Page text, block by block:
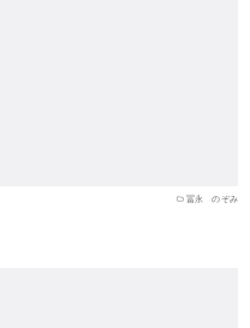
冨永 のぞみ